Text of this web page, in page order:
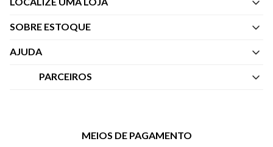
SOBRE ESTOQUE
Quem Somos
AJUDA
Central de Atendimento
Trocas e Devoluções
PARCEIROS
Vai de VisaMEIOS DE PAGAMENTO